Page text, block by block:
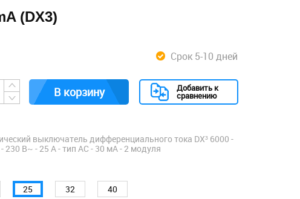
(DX3)
Срок 5-10 дней
В корзину Добавить к
сравнению
выключатель дифференциального тока DX³ 6000 -
230 В~ - 25 А - тип AС - 30 мА - 2 модуля
25 32 40